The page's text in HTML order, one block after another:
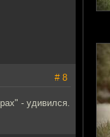
# 8
- удивился.